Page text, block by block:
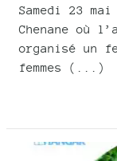
Samedi 23
Chenane où
organisé un
femmes (...)